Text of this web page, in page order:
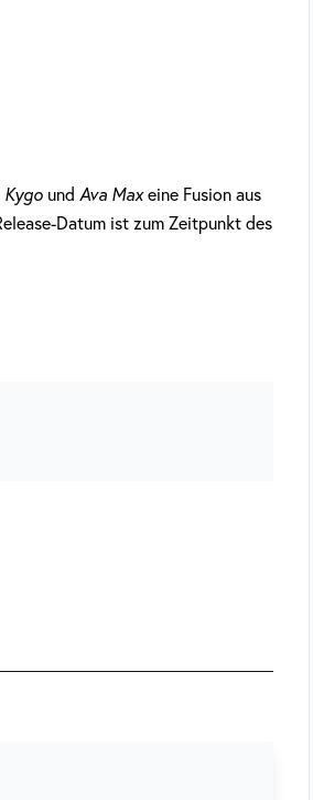
Kygo und Ava Maxeine Fusion aus
Datum ist zum Zeitpunkt des